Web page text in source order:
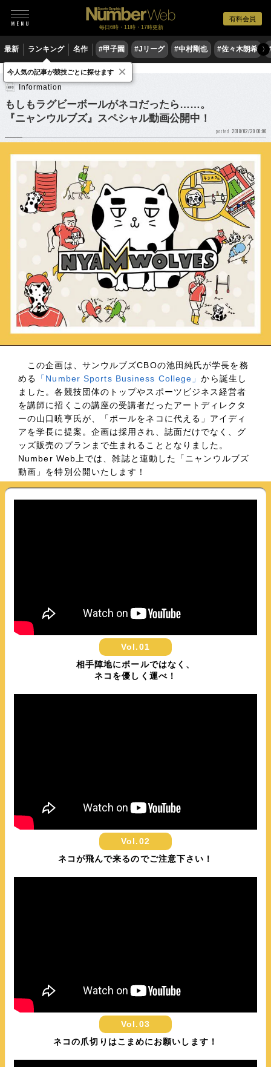
有料会員
毎日6時・11時・17時更新
最新 ランキング 名作 #甲子園 #Jリーグ #中村剛也 #佐々木朗希 〉
Information
Information
もしもラグビーボールがネコだったら……。
『ニャンウルブズ』スペシャル動画公開中！
posted 2018/02/20 00:00
この企画は、サンウルブズCBOの池田純氏が学長を務
める
「Number Sports Business College」から誕生し
ました。各競技団体のトップやスポーツビジネス経営者
を講師に招くこの講座の受講者だったアートディレクタ
ーの山口暁亨氏が、「ボールをネコに代える」アイディ
アを学長に提案。企画は採用され、誌面だけでなく、グ
ッズ販売のプランまで生まれることとなりました。
Number Web上では、雑誌と連動した「ニャンウルブズ
動画」を特別公開いたします！
Vol.01
相手陣地にボールではなく、
ネコを優しく運べ！
Vol.02
ネコが飛んで来るのでご注意下さい！
Vol.03
ネコの爪切りはこまめにお願いします！
今人気の記事が競技ごとに探せます ×